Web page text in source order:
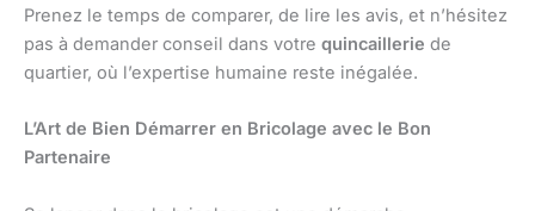
Prenez le temps de comparer, de lire les avis, et n’hésitez
pas à demander conseil dans votre quincaillerie de
quartier, où l’expertise humaine reste inégalée.
L’Art de Bien Démarrer en Bricolage avec le Bon
Partenaire